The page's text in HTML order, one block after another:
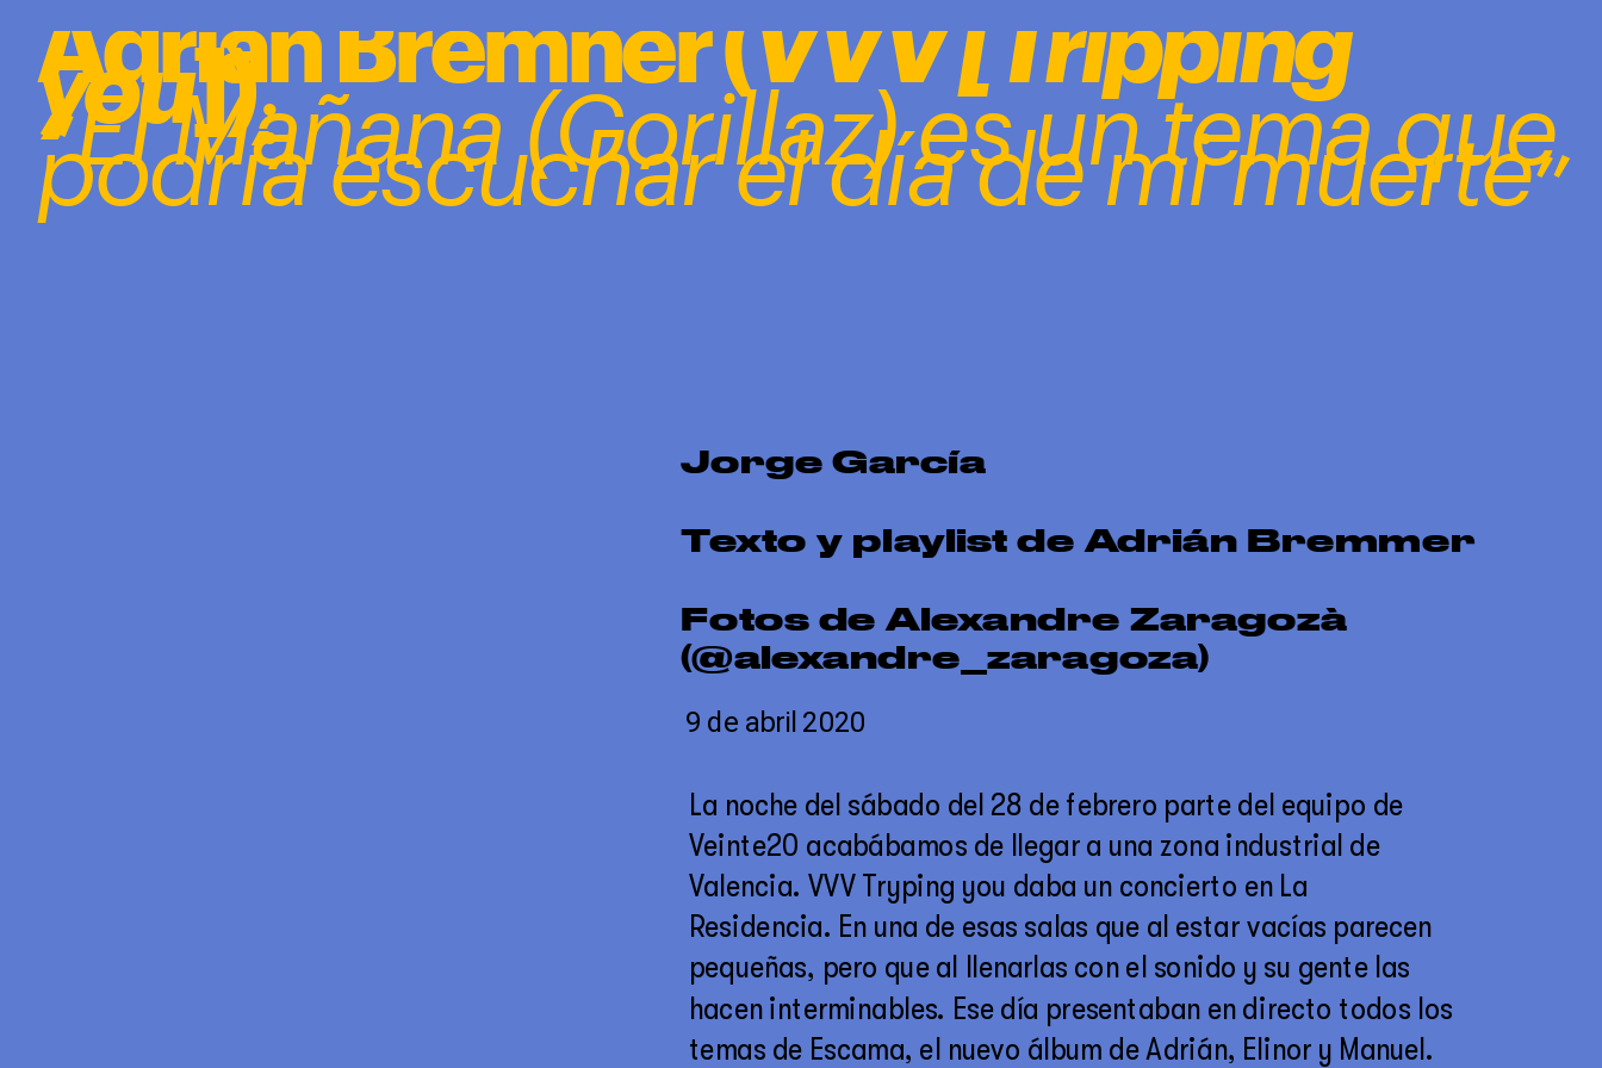
Adrian Bremner (VVV [Tripping
you]):
“El Mañana (Gorillaz) es un tema que
podría escuchar el día de mi muerte”
Jorge García
Texto y playlist de Adrián Bremmer
Fotos de Alexandre Zaragozà
(@alexandre_zaragoza)
9 de abril 2020
La noche del sábado del 28 de febrero parte del equipo de
Veinte20 acabábamos de llegar a una zona industrial de
Valencia. VVV Tryping you daba un concierto en La
Residencia. En una de esas salas que al estar vacías parecen
pequeñas, pero que al llenarlas con el sonido y su gente las
hacen interminables. Ese día presentaban en directo todos los
temas de Escama, el nuevo álbum de Adrián, Elinor y Manuel.